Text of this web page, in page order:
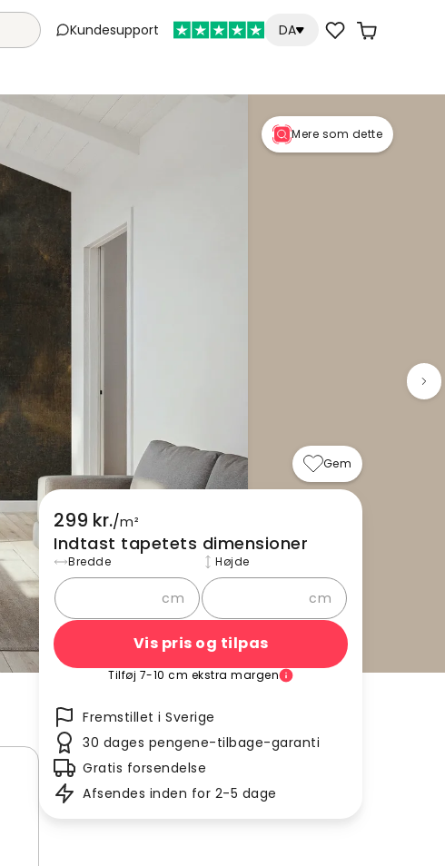
Kundesupport DA
Mere som dette
Gem
299 kr./m²
Indtast tapetets dimensioner
Bredde
cm
Højde
cm
Vis pris og tilpas
Tilføj 7-10 cm ekstra margen
Fremstillet i Sverige
30 dages pengene-tilbage-garanti
Gratis forsendelse
Afsendes inden for 2-5 dage